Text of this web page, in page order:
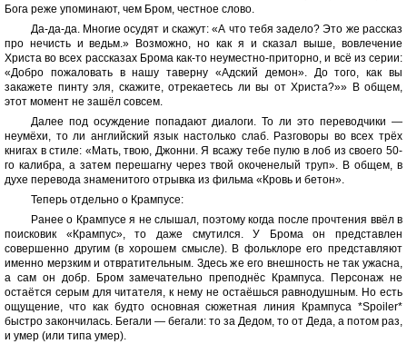
Бога реже упоминают, чем Бром, честное слово.
Да-да-да. Многие осудят и скажут: «А что тебя задело? Это же рассказ
про нечисть и ведьм.» Возможно, но как я и сказал выше, вовлечение
Христа во всех рассказах Брома как-то неуместно-приторно, и всё из серии:
«Добро пожаловать в нашу таверну «Адский демон». До того, как вы
закажете пинту эля, скажите, отрекаетесь ли вы от Христа?»» В общем,
этот момент не зашёл совсем.
Далее под осуждение попадают диалоги. То ли это переводчики —
неумёхи, то ли английский язык настолько слаб. Разговоры во всех трёх
книгах в стиле: «Мать, твою, Джонни. Я всажу тебе пулю в лоб из своего 50-
го калибра, а затем перешагну через твой окоченелый труп». В общем, в
духе перевода знаменитого отрывка из фильма «Кровь и бетон».
Теперь отдельно о Крампусе:
Ранее о Крампусе я не слышал, поэтому когда после прочтения ввёл в
поисковик «Крампус», то даже смутился. У Брома он представлен
совершенно другим (в хорошем смысле). В фольклоре его представляют
именно мерзким и отвратительным. Здесь же его внешность не так ужасна,
а сам он добр. Бром замечательно преподнёс Крампуса. Персонаж не
остаётся серым для читателя, к нему не остаёшься равнодушным. Но есть
ощущение, что как будто основная сюжетная линия Крампуса *Spoiler*
быстро закончилась. Бегали — бегали: то за Дедом, то от Деда, а потом раз,
и умер (или типа умер).